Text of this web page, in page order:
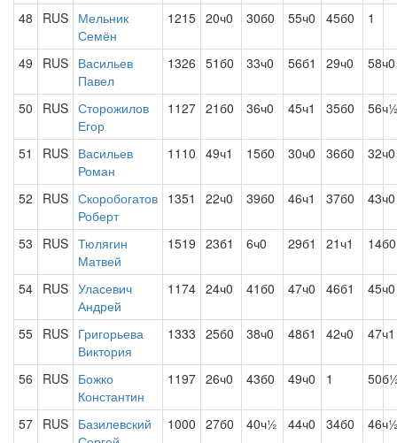
48 RUS Мельник
Семён
1215 20ч0 30б0 55ч0 45б0 1
49 RUS Васильев
Павел
1326 51б0 33ч0 56б1 29ч0 58ч0
50 RUS Сторожилов
Егор
1127 21б0 36ч0 45ч1 35б0
51 RUS Васильев
Роман
1110 49ч1 15б0 30ч0 36б0 32ч0
52 RUS Скоробогатов
Роберт
1351 22ч0 39б0 46ч1 37б0 43ч0
53 RUS Тюлягин
Матвей
1519 23б1 6ч0 29б1 21ч1 14б0
54 RUS Уласевич
Андрей
1174 24ч0 41б0 47ч0 46б1 45ч0
55 RUS Григорьева
Виктория
1333 25б0 38ч0 48б1 42ч0 47ч1
56 RUS Божко
Константин
1197 26ч0 43б0 49ч0 1
57 RUS Базилевский
1000 27б0 40ч½ 44ч0 34б0